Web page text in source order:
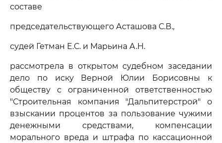
составе
председательствующего Асташова С.В.,
судей Гетман Е.С. и Марьина А.Н.
рассмотрела в открытом судебном заседании
дело по иску Верной Юлии Борисовны к
обществу с ограниченной ответственностью
"Строительная компания "Дальпитерстрой" о
взыскании процентов за пользование чужими
денежными средствами, компенсации
морального вреда и штрафа по кассационной